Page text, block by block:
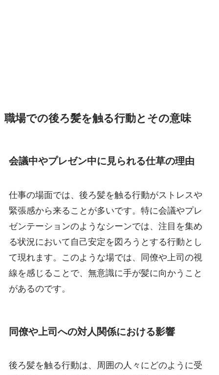
職場での後ろ髪を触る行動とその意味
会議中やプレゼン中に見られる仕草の理由
仕事の場面では、後ろ髪を触る行動がストレスや
緊張感から来ることが多いです。特に会議やプレ
ゼンテーションのようなシーンでは、注目を集め
る状況において自己安定を図ろうとする行動とし
て現れます。このような場では、同僚や上司の視
線を感じることで、無意識に手が髪に向かうこと
があるのです。
同僚や上司への対人関係における影響
後ろ髪を触る行動は、周囲の人々にどのように受